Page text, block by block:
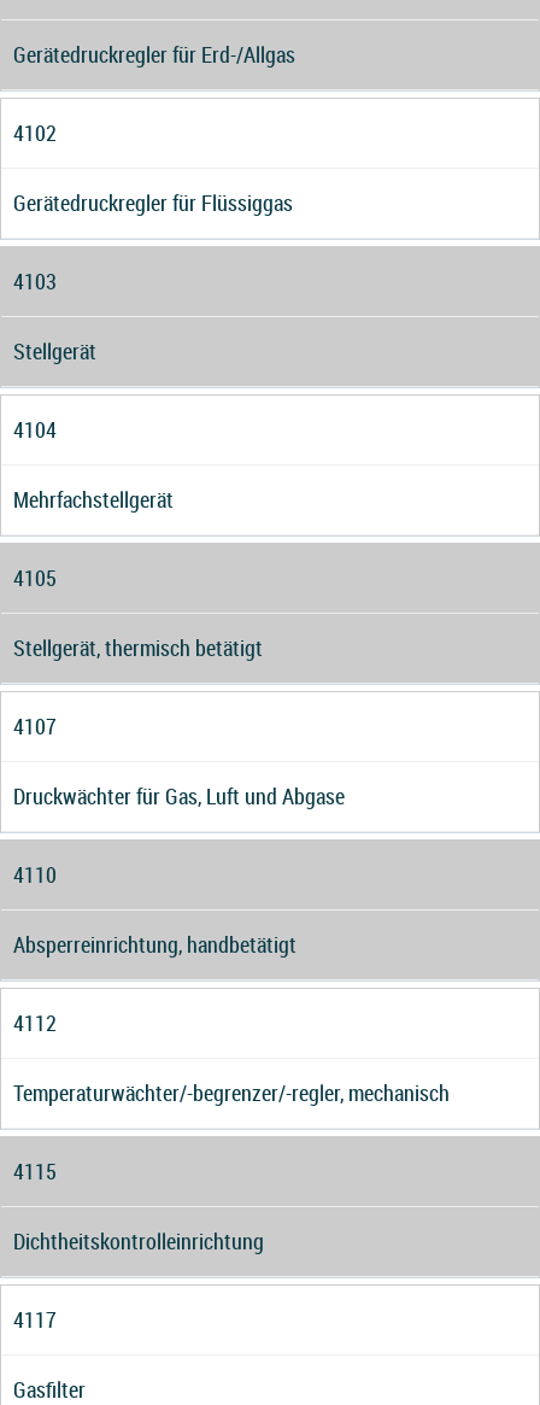
Gerätedruckregler für Erd-/Allgas
4102
Gerätedruckregler für Flüssiggas
4103
Stellgerät
4104
Mehrfachstellgerät
4105
Stellgerät, thermisch betätigt
4107
Druckwächter für Gas, Luft und Abgase
4110
Absperreinrichtung, handbetätigt
4112
Temperaturwächter/-begrenzer/-regler, mechanisch
4115
Dichtheitskontrolleinrichtung
4117
Gasfilter